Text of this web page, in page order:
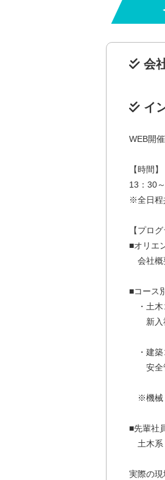
会
イ
WEB開催
【時間】
13：30
※全日程
【プログ
■オリエ
会社概
■コース
・土木
新入社
・建築
安全管
※機械
■先輩社
土木系
実際の